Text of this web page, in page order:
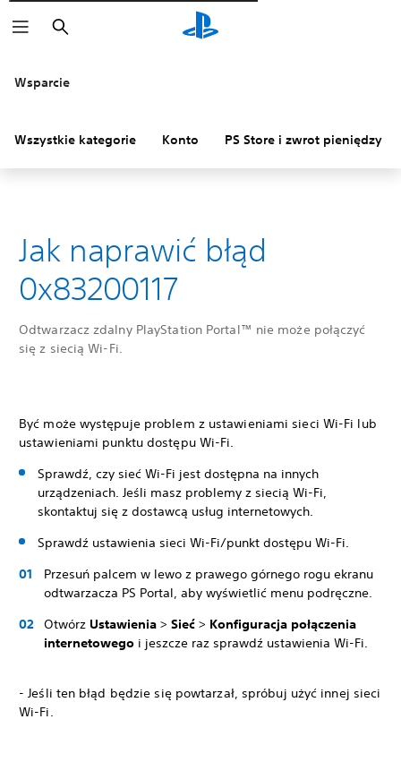
Wyszukaj
Wsparcie
Wszystkie kategorie Konto PS Store i zwrot pieniędzy
Jak naprawić błąd
0x83200117
Odtwarzacz zdalny PlayStation Portal™ nie może połączyć
się z siecią Wi-Fi.
Być może występuje problem z ustawieniami sieci Wi-Fi lub
ustawieniami punktu dostępu Wi-Fi.
Sprawdź, czy sieć Wi-Fi jest dostępna na innych
urządzeniach. Jeśli masz problemy z siecią Wi-Fi,
skontaktuj się z dostawcą usług internetowych.
Sprawdź ustawienia sieci Wi-Fi/punkt dostępu Wi-Fi.
Przesuń palcem w lewo z prawego górnego rogu ekranu
odtwarzacza PS Portal, aby wyświetlić menu podręczne.
Otwórz Ustawienia > Sieć > Konfiguracja połączenia
internetowego i jeszcze raz sprawdź ustawienia Wi-Fi.
- Jeśli ten błąd będzie się powtarzał, spróbuj użyć innej sieci
Wi-Fi.